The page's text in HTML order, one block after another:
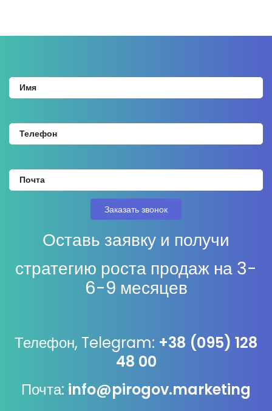
Оставь заявку и получи
стратегию роста продаж на 3-
6-9 месяцев
Телефон, Telegram: +38 (095) 128
48 00
Почта: info@pirogov.marketing